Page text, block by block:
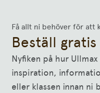
Få allt ni behöver för att
Beställ
Nyfiken på hur
inspiration,
eller klassen innan ni